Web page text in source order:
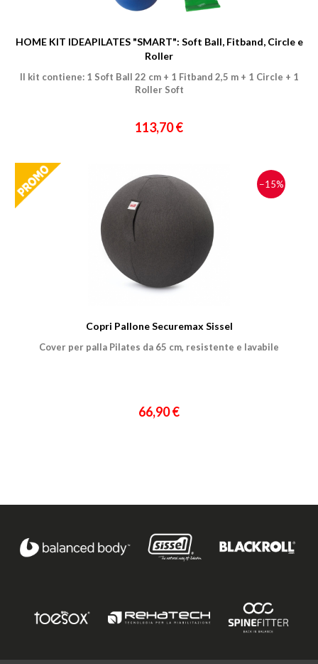
HOME KIT IDEAPILATES "SMART": Soft Ball, Fitband, Circle e
Roller
Il kit contiene: 1 Soft Ball 22 cm + 1 Fitband 2,5 m + 1 Circle + 1
Roller Soft
113,70 €
−15%
Copri Pallone Securemax Sissel
Cover per palla Pilates da 65 cm, resistente e lavabile
66,90 €